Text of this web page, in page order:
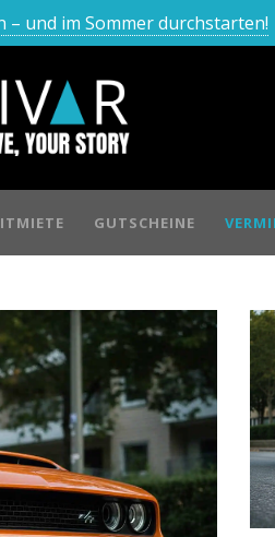
– und im Sommer durchstarten!
GUTSCHEINE